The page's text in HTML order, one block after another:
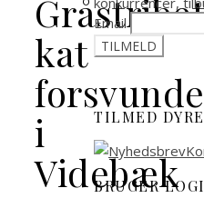
Gråstribet
kat
i
Videbæk
Email
TILMED
BRUGER